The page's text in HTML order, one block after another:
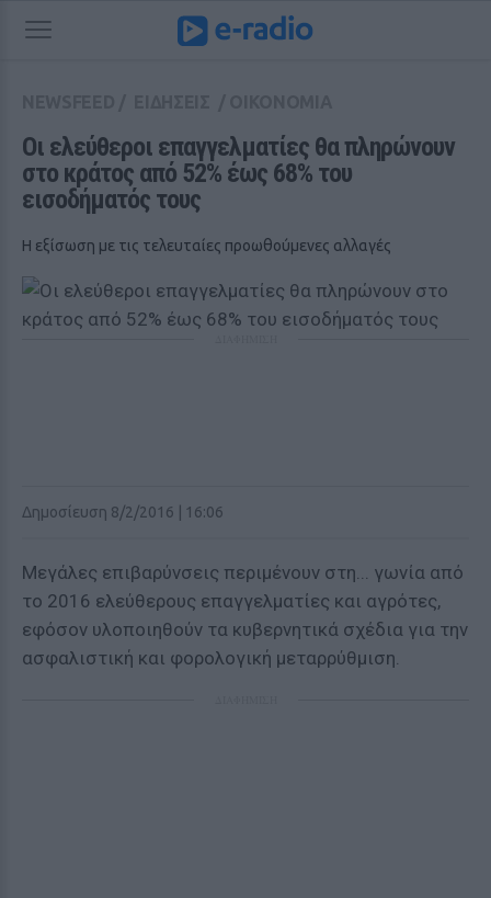
Οι ελεύθεροι επαγγελματίες θα πληρώνουν
στο κράτος από 52% έως 68% του
εισοδήματός τους
Η εξίσωση με τις τελευταίες προωθούμενες αλλαγές
Δημοσίευση 8/2/2016 | 16:06
Μεγάλες επιβαρύνσεις περιμένουν στη... γωνία από
το 2016 ελεύθερους επαγγελματίες και αγρότες,
εφόσον υλοποιηθούν τα κυβερνητικά σχέδια για την
ασφαλιστική και φορολογική μεταρρύθμιση.